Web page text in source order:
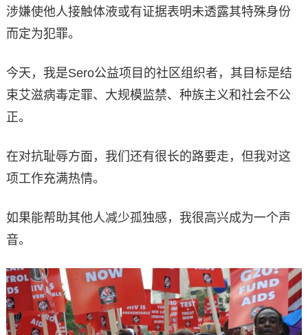
涉嫌使他人接触体液或有证据表明未透露其特殊身份
而定为犯罪。
今天，我是Sero公益项目的社区组织者，其目标是结
束艾滋病毒定罪、大规模监禁、种族主义和社会不公
正。
在对抗耻辱方面，我们还有很长的路要走，但我对这
项工作充满热情。
如果能帮助其他人减少孤独感，我很高兴成为一个声
音。